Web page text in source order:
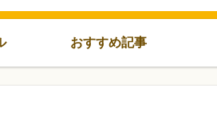
おすすめ記事